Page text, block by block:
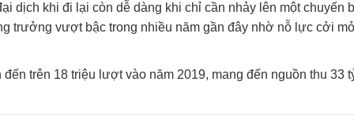
dịch khi đi lại còn dễ dàng khi chỉ cần nhảy lên một chuyến
trưởng vượt bậc trong nhiều năm gần đây nhờ nỗ lực cởi
trên 18 triệu lượt vào năm 2019, mang đến nguồn thu 33